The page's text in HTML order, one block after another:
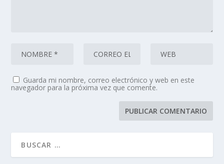
Guarda mi nombre, correo electrónico y web en este
navegador para la próxima vez que comente.